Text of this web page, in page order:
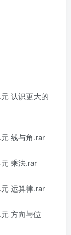
认识更大的
线与角.rar
乘法.rar
运算律.rar
方向与位